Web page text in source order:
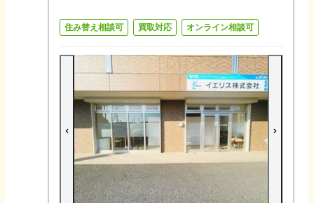
住み替え相談可 買取対応 オンライン相談可